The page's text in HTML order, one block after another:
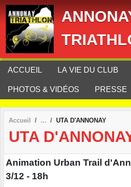
ACCUEIL LA VIE DU CLUB
PHOTOS & VIDÉOS PRESSE
Accueil UTA D'ANNONAY
UTA
Animation Urban Trail
3/12 - 18h
Panneau de gestion des cookies